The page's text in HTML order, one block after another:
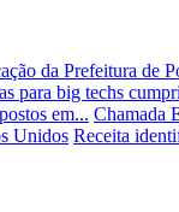
da Prefeitura de
para big techs
em... Chamada
Unidos Receita